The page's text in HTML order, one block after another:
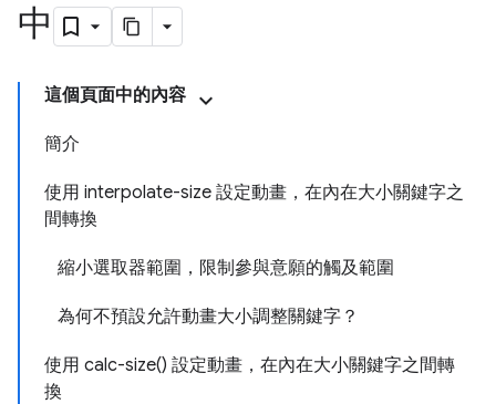
中
這個頁面中的內容
簡介
使用 interpolate-size 設定動畫，在內在大小關鍵字之
間轉換
縮小選取器範圍，限制參與意願的觸及範圍
為何不預設允許動畫大小調整關鍵字？
使用 calc-size() 設定動畫，在內在大小關鍵字之間轉
換